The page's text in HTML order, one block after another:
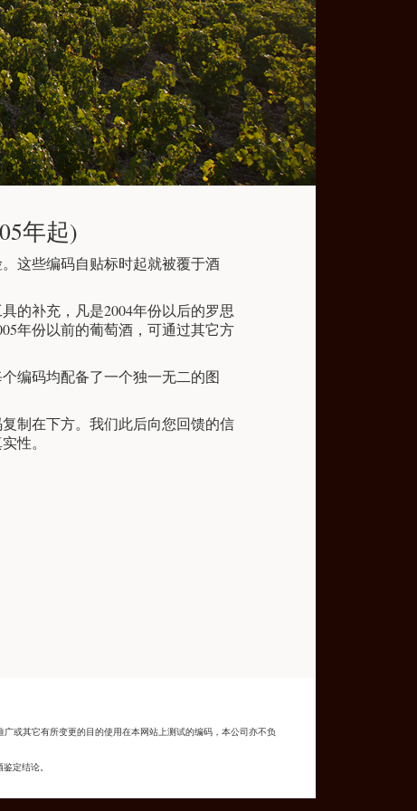
年起)
这些编码自贴标时起就被覆于酒
的补充，凡是2004年份以后的罗思
年份以前的葡萄酒，可通过其它方
编码均配备了一个独一无二的图
制在下方。我们此后向您回馈的信
性。
或其它有所变更的目的使用在本网站上测试的编码，本公司亦不负
定结论。